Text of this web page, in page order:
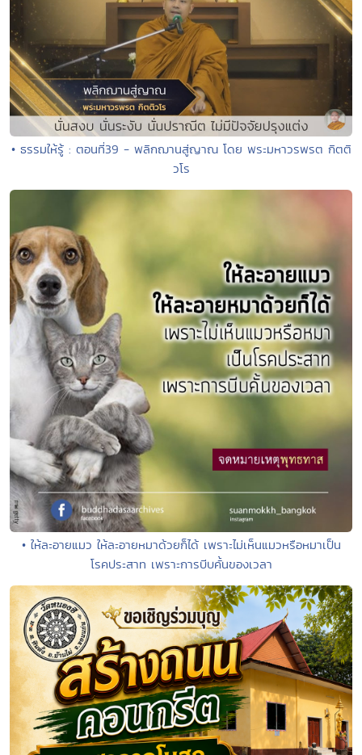
• ธรรมให้รู้ : ตอนที่39 - พลิกฌานสู่ญาณ โดย พระมหาวรพรต กิตติ
วโร
• ให้ละอายแมว ให้ละอายหมาด้วยก็ได้ เพราะไม่เห็นแมวหรือหมาเป็น
โรคประสาท เพราะการบีบคั้นของเวลา